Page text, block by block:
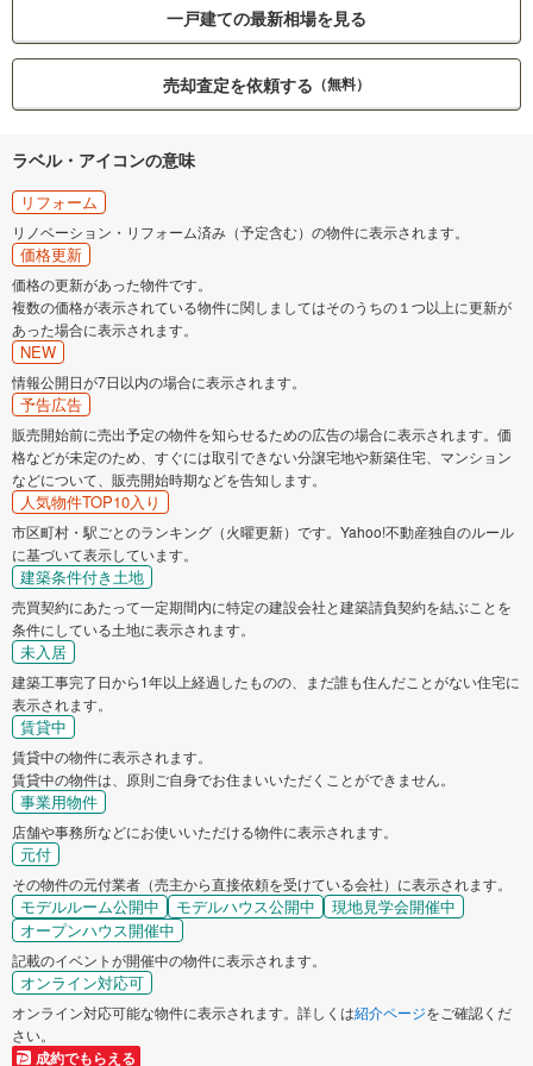
一戸建ての最新相場を見る
売却査定を依頼する （無料）
ラベル・アイコンの意味
リフォーム
リノベーション・リフォーム済み（予定含む）の物件に表示されます。
価格更新
価格の更新があった物件です。
複数の価格が表示されている物件に関しましてはそのうちの１つ以上に更新が
あった場合に表示されます。
NEW
情報公開日が7日以内の場合に表示されます。
予告広告
販売開始前に売出予定の物件を知らせるための広告の場合に表示されます。価
格などが未定のため、すぐには取引できない分譲宅地や新築住宅、マンション
などについて、販売開始時期などを告知します。
人気物件TOP10入り
市区町村・駅ごとのランキング（火曜更新）です。Yahoo!不動産独自のルール
に基づいて表示しています。
建築条件付き土地
売買契約にあたって一定期間内に特定の建設会社と建築請負契約を結ぶことを
条件にしている土地に表示されます。
未入居
建築工事完了日から1年以上経過したものの、まだ誰も住んだことがない住宅に
表示されます。
賃貸中
賃貸中の物件に表示されます。
賃貸中の物件は、原則ご自身でお住まいいただくことができません。
事業用物件
店舗や事務所などにお使いいただける物件に表示されます。
元付
その物件の元付業者（売主から直接依頼を受けている会社）に表示されます。
モデルルーム公開中 モデルハウス公開中
現地見学会開催中
オープンハウス開催中
記載のイベントが開催中の物件に表示されます。
オンライン対応可
オンライン対応可能な物件に表示されます。詳しくは紹介ページをご確認くだ
さい。
成約でもらえる